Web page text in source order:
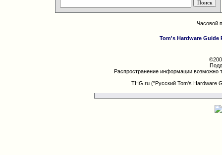
Часовой
Tom's Hardware Guide
Распространение информации возможно
THG.ru ("Русский Tom's Hardware